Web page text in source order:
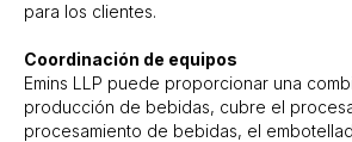
para los clientes.
Coordinación de equipos
Emins LLP puede proporcionar una
producción de bebidas, cubre el
procesamiento de bebidas, el